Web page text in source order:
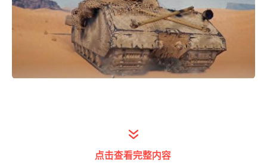
S10赛季将从3月1日持续至5月31日，规则和
往期一样，玩家可以通过标准模式、日常任
点击查看完整内容